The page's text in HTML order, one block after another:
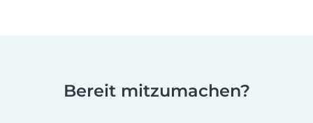
Bereit mitzumachen?